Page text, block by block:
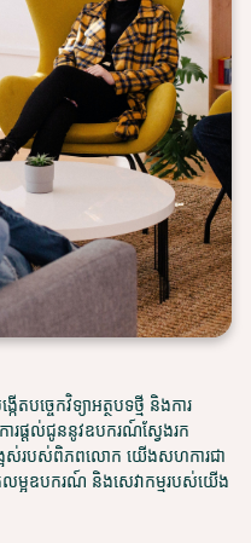
ចេកវិទ្យាអត្ថបទថ្មី និងការ
រផ្តល់ជូននូវឧបករណ៍ស្វែងរក
អស់របស់ពិភពលោក យើងសហការជា
ម្អឧបករណ៍ និងសេវាកម្មរបស់យើង